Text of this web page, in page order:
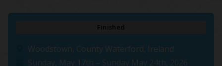
Finished
Woodstown, County Waterford, Ireland
Sunday, May 17th – Sunday May 24th, 2026